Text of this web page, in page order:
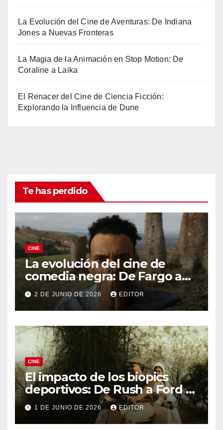
La Evolución del Cine de Aventuras: De Indiana
Jones a Nuevas Fronteras
La Magia de la Animación en Stop Motion: De
Coraline a Laika
El Renacer del Cine de Ciencia Ficción:
Explorando la Influencia de Dune
Te has perdido
CINE
La evolución del cine de
comedia negra: De Fargo a
Knives Out
2 DE JUNIO DE 2026 EDITOR
CINE
El impacto de los biopics
deportivos: De Rush a Ford v
Ferrari
1 DE JUNIO DE 2026 EDITOR